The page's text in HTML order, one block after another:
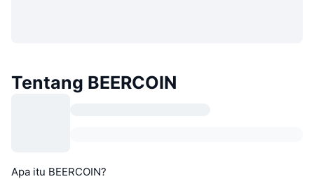
Tentang BEERCOIN
Apa itu BEERCOIN?